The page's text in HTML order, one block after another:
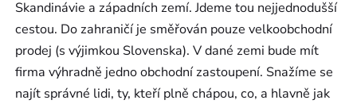
Skandinávie a západních zemí. Jdeme tou nejjednodušší
cestou. Do zahraničí je směřován pouze velkoobchodní
prodej (s výjimkou Slovenska). V dané zemi bude mít
firma výhradně jedno obchodní zastoupení. Snažíme se
najít správné lidi, ty, kteří plně chápou, co, a hlavně jak